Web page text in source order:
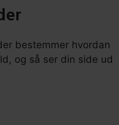
bestemmer hvordan
og så ser din side ud